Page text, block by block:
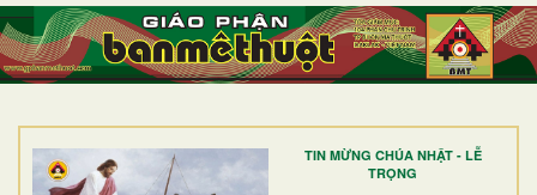
TIN MỪNG CHÚA NHẬT - LỄ
TRỌNG
TRANG NHẤT
GIỚI THIỆU
DÒNG TU